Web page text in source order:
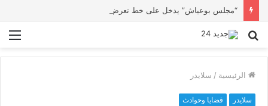
بحث
الرئيسية / سلايدر
سلايدر قضايا وحوادث